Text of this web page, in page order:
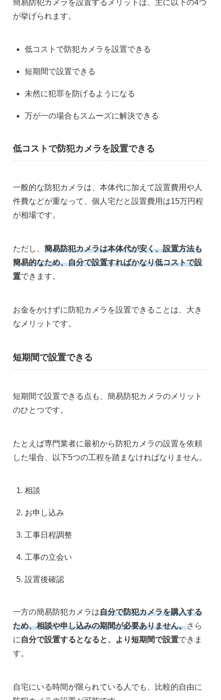
簡易防犯カメラを設置するメリットは、主に以下の4つ
が挙げられます。
低コストで防犯カメラを設置できる
短期間で設置できる
未然に犯罪を防げるようになる
万が一の場合もスムーズに解決できる
低コストで防犯カメラを設置できる
一般的な防犯カメラは、本体代に加えて設置費用や人
件費などが重なって、個人宅だと設置費用は15万円程
が相場です。
ただし、簡易防犯カメラは本体代が安く、設置方法も
簡易的なため、自分で設置すればかなり低コストで設
置できます。
お金をかけずに防犯カメラを設置できることは、大き
なメリットです。
短期間で設置できる
短期間で設置できる点も、簡易防犯カメラのメリット
のひとつです。
たとえば専門業者に最初から防犯カメラの設置を依頼
した場合、以下5つの工程を踏まなければなりません。
相談
お申し込み
工事日程調整
工事の立会い
設置後確認
一方の簡易防犯カメラは自分で防犯カメラを購入する
ため、相談や申し込みの期間が必要ありません。さら
に 自分で設置するとなると、より短期間で設置できま
す。
自宅にいる時間が限られている人でも、比較的自由に